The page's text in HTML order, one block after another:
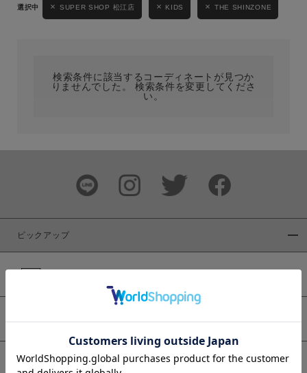
SUPER SHOP 松江店 KIDS THE SHINZONE
検索条件に該当するコーディネートが見つか
りませんでした。 検索条件を変更してくださ
い。
ピックアップ
予約商品